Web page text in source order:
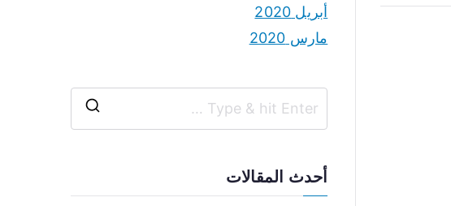
أبريل 2020
مارس 2020
r
أحدث المقالات